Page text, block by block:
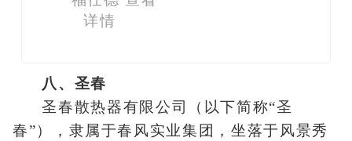
详情
八、圣春
圣春散热器有限公司（以下简称“圣
春”），隶属于春风实业集团，坐落于风景秀